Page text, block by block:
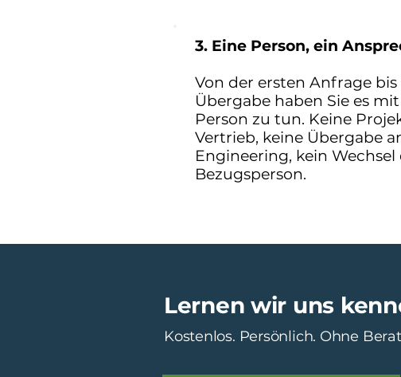
3. Eine Person, ein
Von der ersten Anfrage bis
Übergabe haben Sie es
Person zu tun. Keine
Vertrieb, keine Übergabe
Engineering, kein Wechsel
Bezugsperson.
Lernen wir uns
Kostenlos. Persönlich. Ohne